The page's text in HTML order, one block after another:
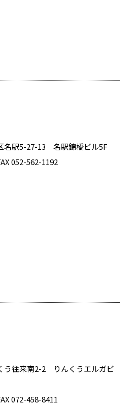
名駅5-27-13 名駅錦橋ビル5F
052-562-1192
う往来南2-2 りんくうエルガビ
072-458-8411